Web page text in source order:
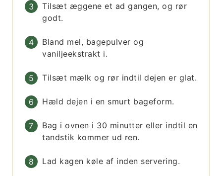
Tilsæt æggene et ad gangen, og rør
godt.
Bland mel, bagepulver og
vaniljeekstrakt i.
Tilsæt mælk og rør indtil dejen er glat.
Hæld dejen i en smurt bageform.
Bag i ovnen i 30 minutter eller indtil en
tandstik kommer ud ren.
Lad kagen køle af inden servering.